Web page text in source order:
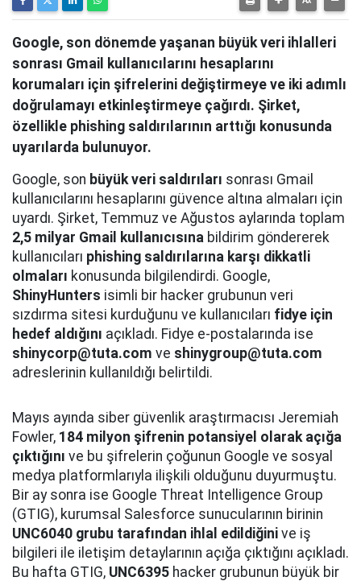
Google, son dönemde yaşanan büyük veri ihlalleri
sonrası Gmail kullanıcılarını hesaplarını
korumaları için şifrelerini değiştirmeye ve iki adımlı
doğrulamayı etkinleştirmeye çağırdı. Şirket,
özellikle phishing saldırılarının arttığı konusunda
uyarılarda bulunuyor.
Google, son büyük veri saldırıları sonrası Gmail
kullanıcılarını hesaplarını güvence altına almaları için
uyardı. Şirket, Temmuz ve Ağustos aylarında toplam
2,5 milyar Gmail kullanıcısına bildirim göndererek
kullanıcıları phishing saldırılarına karşı dikkatli
olmaları konusunda bilgilendirdi. Google,
ShinyHunters isimli bir hacker grubunun veri
sızdırma sitesi kurduğunu ve kullanıcıları fidye için
hedef aldığını açıkladı. Fidye e-postalarında ise
shinycorp@tuta.com ve shinygroup@tuta.com
adreslerinin kullanıldığı belirtildi.
Mayıs ayında siber güvenlik araştırmacısı Jeremiah
Fowler, 184 milyon şifrenin potansiyel olarak açığa
çıktığını ve bu şifrelerin çoğunun Google ve sosyal
medya platformlarıyla ilişkili olduğunu duyurmuştu.
Bir ay sonra ise Google Threat Intelligence Group
(GTIG), kurumsal Salesforce sunucularının birinin
UNC6040 grubu tarafından ihlal edildiğini ve iş
bilgileri ile iletişim detaylarının açığa çıktığını açıkladı.
Bu hafta GTIG, UNC6395 hacker grubunun büyük bir